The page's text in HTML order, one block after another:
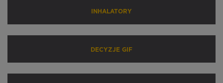
INHALATORY
DECYZJE GIF